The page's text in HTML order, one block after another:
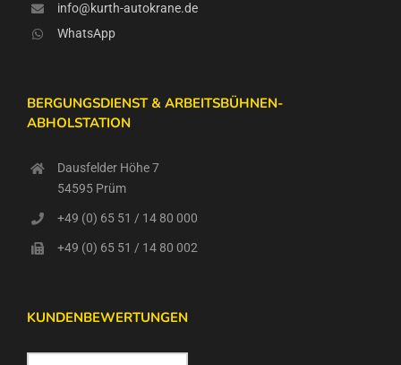
info@kurth-autokrane.de
WhatsApp
BERGUNGSDIENST & ARBEITSBÜHNEN-
ABHOLSTATION
Dausfelder Höhe 7
54595 Prüm
+49 (0) 65 51 / 14 80 000
+49 (0) 65 51 / 14 80 002
KUNDENBEWERTUNGEN